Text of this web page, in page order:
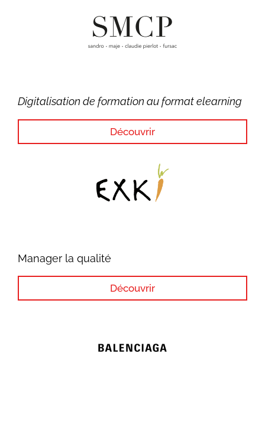
Digitalisation de formation au format elearning
Découvrir
Manager la qualité
Découvrir